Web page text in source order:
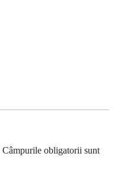
Câmpurile obligatorii sunt